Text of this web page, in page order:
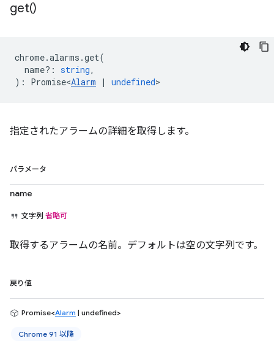
get()
chrome.alarms .get(
name? : string,
) : Promise<Alarm | undefined>
指定されたアラームの詳細を取得します。
パラメータ
name
文字列 省略可
取得するアラームの名前。デフォルトは空の文字列です。
戻り値
Promise<Alarm | undefined>
Chrome 91 以降